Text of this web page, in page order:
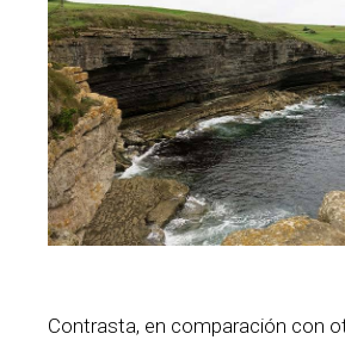
Contrasta, en comparación con